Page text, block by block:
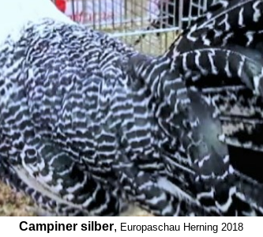
Campiner silber, Europaschau Herning 2018